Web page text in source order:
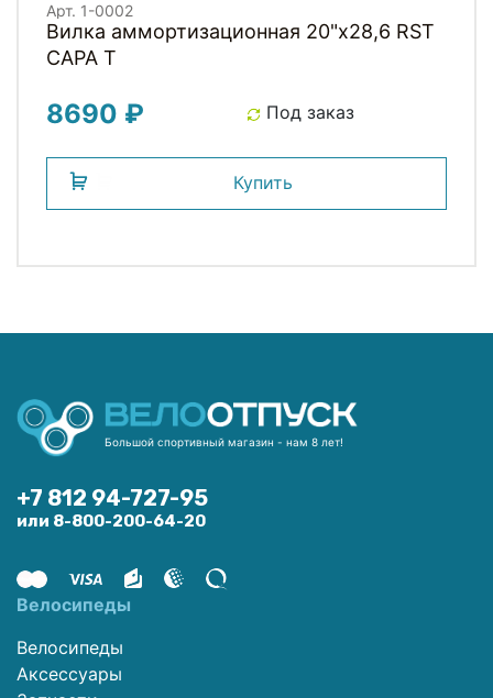
Арт. 1-0002
Вилка аммортизационная 20"х28,6 RST
CAPA T
8690 ₽ Под заказ
Купить
Большой спортивный магазин - нам 8 лет!
+7 812 94-727-95
или 8-800-200-64-20
Велосипеды
Велосипеды
Аксессуары